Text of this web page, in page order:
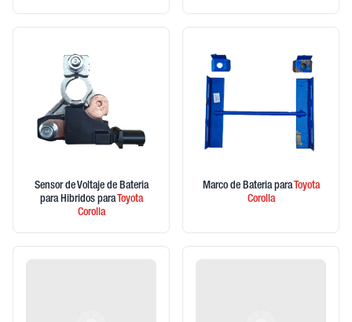
Sensor de Voltaje de Bateria
para Hibridos para Toyota
Corolla
Marco de Bateria para Toyota
Corolla